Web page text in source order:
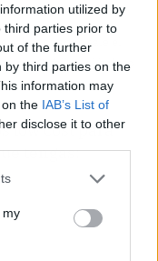
utilized by
third parties prior to
of the further
by third parties on the
information may
the IAB’s List of
disclose it to other
my
de temas.
saber cuándo sale el
Si fallas, el hábito
low cost para
tengas: